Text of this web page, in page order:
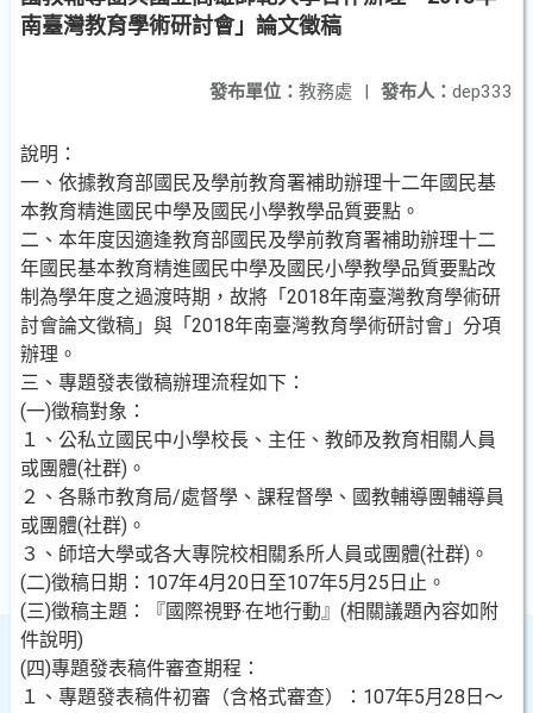
南臺灣教育學術研討會」論文徵稿
發布人： dep333
發布單位： 教務處 |
說明：
一、依據教育部國民及學前教育署補助辦理十二年國民基
本教育精進國民中學及國民小學教學品質要點。
二、本年度因適逢教育部國民及學前教育署補助辦理十二
年國民基本教育精進國民中學及國民小學教學品質要點改
制為學年度之過渡時期，故將「2018年南臺灣教育學術研
討會論文徵稿」與「2018年南臺灣教育學術研討會」分項
辦理。
三、專題發表徵稿辦理流程如下：
(一)徵稿對象：
１、公私立國民中小學校長、主任、教師及教育相關人員
或團體(社群)。
２、各縣市教育局/處督學、課程督學、國教輔導團輔導員
或團體(社群)。
３、師培大學或各大專院校相關系所人員或團體(社群)。
(二)徵稿日期：107年4月20日至107年5月25日止。
(三)徵稿主題：『國際視野‧在地行動』(相關議題內容如附
件說明)
(四)專題發表稿件審查期程：
１、專題發表稿件初審（含格式審查）：107年5月28日～